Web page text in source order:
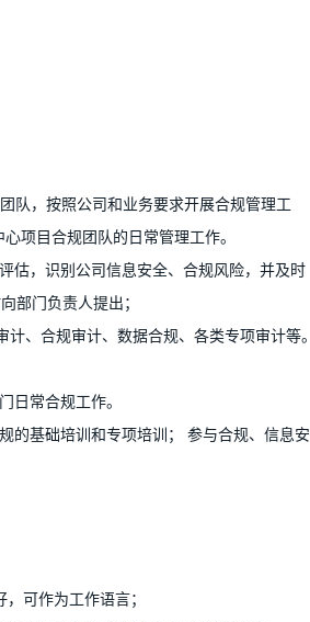
队，按照公司和业务要求开展合规管理工
项目合规团队的日常管理工作。
估，识别公司信息安全、合规风险，并及时
部门负责人提出；
、合规审计、数据合规、各类专项审计等。
日常合规工作。
的基础培训和专项培训； 参与合规、信息安
可作为工作语言；